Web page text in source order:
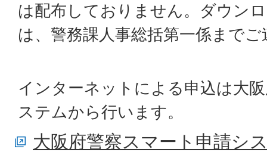
は配布しておりません。ダウン
は、警務課人事総括第一係まで
インターネットによる申込は大
ステムから行います。
大阪府警察スマート申請シ